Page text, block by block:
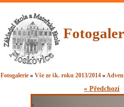
Fotogalerie »Vše ze šk. roku 2013/2014 »
« Předchozí